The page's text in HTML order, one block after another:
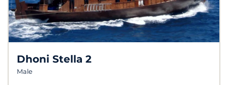
Dhoni Stella 2
Male